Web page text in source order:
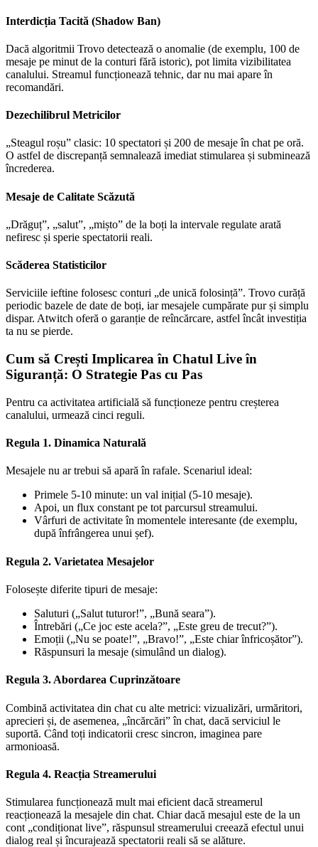
Interdicția Tacită (Shadow Ban)
Dacă algoritmii Trovo detectează o anomalie (de exemplu, 100 de
mesaje pe minut de la conturi fără istoric), pot limita vizibilitatea
canalului. Streamul funcționează tehnic, dar nu mai apare în
recomandări.
Dezechilibrul Metricilor
„Steagul roșu” clasic: 10 spectatori și 200 de mesaje în chat pe oră.
O astfel de discrepanță semnalează imediat stimularea și subminează
încrederea.
Mesaje de Calitate Scăzută
„Drăguț”, „salut”, „mișto” de la boți la intervale regulate arată
nefiresc și sperie spectatorii reali.
Scăderea Statisticilor
Serviciile ieftine folosesc conturi „de unică folosință”. Trovo curăță
periodic bazele de date de boți, iar mesajele cumpărate pur și simplu
dispar. Atwitch oferă o garanție de reîncărcare, astfel încât investiția
ta nu se pierde.
Cum să Crești Implicarea în Chatul Live în
Siguranță: O Strategie Pas cu Pas
Pentru ca activitatea artificială să funcționeze pentru creșterea
canalului, urmează cinci reguli.
Regula 1. Dinamica Naturală
Mesajele nu ar trebui să apară în rafale. Scenariul ideal:
Primele 5-10 minute: un val inițial (5-10 mesaje).
Apoi, un flux constant pe tot parcursul streamului.
Vârfuri de activitate în momentele interesante (de exemplu,
după înfrângerea unui șef).
Regula 2. Varietatea Mesajelor
Folosește diferite tipuri de mesaje:
Saluturi („Salut tuturor!”, „Bună seara”).
Întrebări („Ce joc este acela?”, „Este greu de trecut?”).
Emoții („Nu se poate!”, „Bravo!”, „Este chiar înfricoșător”).
Răspunsuri la mesaje (simulând un dialog).
Regula 3. Abordarea Cuprinzătoare
Combină activitatea din chat cu alte metrici: vizualizări, urmăritori,
aprecieri și, de asemenea, „încărcări” în chat, dacă serviciul le
suportă. Când toți indicatorii cresc sincron, imaginea pare
armonioasă.
Regula 4. Reacția Streamerului
Stimularea funcționează mult mai eficient dacă streamerul
reacționează la mesajele din chat. Chiar dacă mesajul este de la un
cont „condiționat live”, răspunsul streamerului creează efectul unui
dialog real și încurajează spectatorii reali să se alăture.